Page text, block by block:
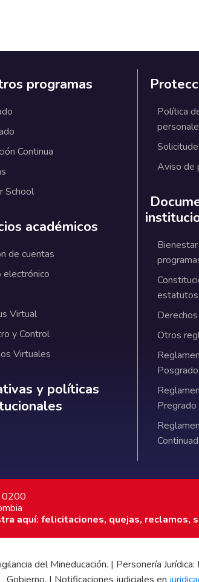
programas
Continua
School
académicos
de cuentas
electrónico
Virtual
y Control
Virtuales
y políticas
y políticas
Política
Aviso de
Otros
Posgrado
Pregrado
0200
aquí: felicitaciones, quejas, reclamos,
del Mineducación. | Personería